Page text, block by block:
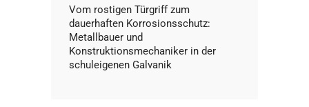
Vom rostigen Türgriff zum
dauerhaften Korrosionsschutz:
Metallbauer und
Konstruktionsmechaniker in der
schuleigenen Galvanik